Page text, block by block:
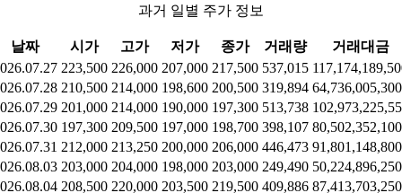
과거 일별 주가 정보
날짜 시가 고가 저가 종가 거래량
거래대금
223,500 226,000 207,000 217,500 537,015
210,500 214,000 198,600 200,500 319,894 64,736,005,300
201,000 214,000 190,000 197,300 513,738
197,300 209,500 197,000 198,700 398,107 80,502,352,100
212,000 213,250 200,000 206,000 446,473 91,801,148,800
203,000 204,000 198,000 203,000 249,490 50,224,896,250
208,500 220,000 203,500 219,500 409,886 87,413,703,250